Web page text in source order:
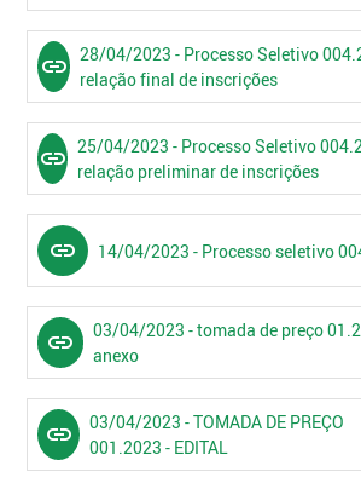
link 28/04/2023 - Processo Seletivo
relação final de inscrições
link 25/04/2023 - Processo Seletivo
relação preliminar de inscrições
link 14/04/2023 - Processo seletivo
link
03/04/2023 - tomada de preço
anexo
link
03/04/2023 - TOMADA DE PREÇO
001.2023 - EDITAL